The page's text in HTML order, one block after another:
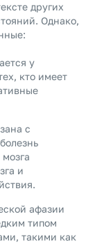
других
Однако,
у
кто имеет
с
и
афазии
типом
такими как